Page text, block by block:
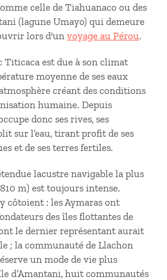
celle de Tiahuanaco ou des
(lagune Umayo) qui demeure
lors d'un voyage au Pérou.
Titicaca est due à son climat
moyenne de ses eaux
créant des conditions
humaine. Depuis
donc ses rives, ses
sur l’eau, tirant profit de ses
et de ses terres fertiles.
lacustre navigable la plus
m) est toujours intense.
côtoient : les Aymaras ont
des îles flottantes de
le dernier représentant aurait
; la communauté de Llachon
un mode de vie plus
d’Amantani, huit communautés